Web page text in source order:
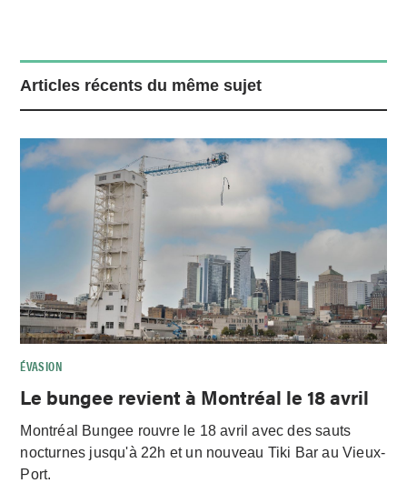
Articles récents du même sujet
ÉVASION
Le bungee revient à Montréal le 18 avril
Montréal Bungee rouvre le 18 avril avec des sauts
nocturnes jusqu'à 22h et un nouveau Tiki Bar au Vieux-
Port.